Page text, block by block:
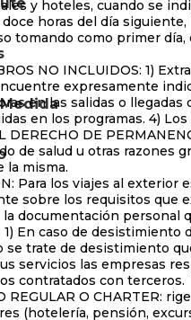
y hoteles, cuando se
doce horas del día
tomando como primer
NO INCLUIDOS: 1)
expresamente
en las salidas o
en los programas. 4)
DERECHO DE
de salud u otras razones
la misma.
Para los viajes al
sobre los requisitos que
documentación personal
1) En caso de
se trate de desistimiento
servicios las empresas
contratados con terceros.
REGULAR O CHARTER:
(hotelería, pensión,